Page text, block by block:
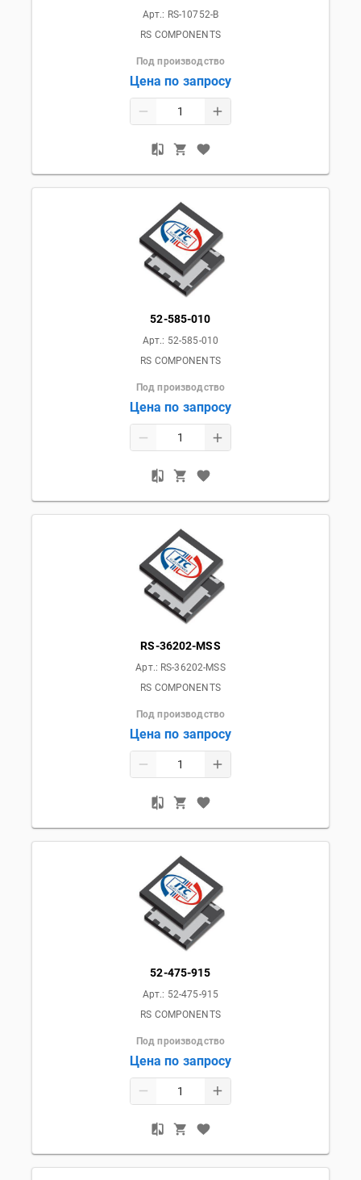
Арт.: RS-10752-B
RS COMPONENTS
Под производство
Цена по запросу
52-585-010
Арт.: 52-585-010
RS COMPONENTS
Под производство
Цена по запросу
RS-36202-MSS
Арт.: RS-36202-MSS
RS COMPONENTS
Под производство
Цена по запросу
52-475-915
Арт.: 52-475-915
RS COMPONENTS
Под производство
Цена по запросу